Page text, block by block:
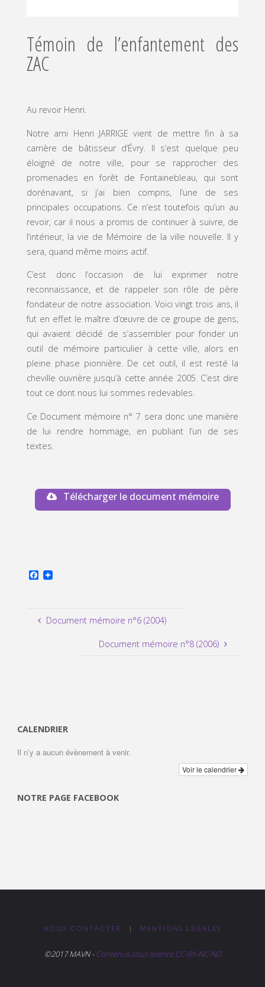
Témoin de l’enfantement des
ZAC
Au revoir Henri.
Notre ami Henri JARRIGE vient de mettre fin à sa
carrière de bâtisseur d’Évry. Il s’est quelque peu
éloigné de notre ville, pour se rapprocher des
promenades en forêt de Fontainebleau, qui sont
dorénavant, si j’ai bien compris, l’une de ses
principales occupations. Ce n’est toutefois qu’un au
revoir, car il nous a promis de continuer à suivre, de
l’intérieur, la vie de Mémoire de la ville nouvelle. Il y
sera, quand même moins actif.
C’est donc l’occasion de lui exprimer notre
reconnaissance, et de rappeler son rôle de père
fondateur de notre association. Voici vingt trois ans, il
fut en effet le maître d’œuvre de ce groupe de gens,
qui avaient décidé de s’assembler pour fonder un
outil de mémoire particulier à cette ville, alors en
pleine phase pionnière. De cet outil, il est resté la
cheville ouvrière jusqu’à cette année 2005. C’est dire
tout ce dont nous lui sommes redevables.
Ce Document mémoire n° 7 sera donc une manière
de lui rendre hommage, en publiant l’un de ses
textes.
Télécharger le document mémoire
F
o Document mémoire n°6 (2004)
Document mémoire n°8 (2006)
CALENDRIER
Il n’y a aucun évènement à venir.
Voir le calendrier
NOTRE PAGE FACEBOOK
NOUS CONTACTER | MENTIONS LÉGALES
©2017 MAVN -Contenus sous licence CC-BY-NC-ND